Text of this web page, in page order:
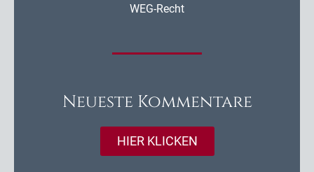
WEG-Recht
Neueste Kommentare
HIER KLICKEN